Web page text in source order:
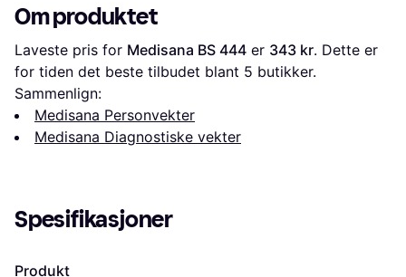
Om produktet
Laveste pris for Medisana BS 444 er 343 kr. Dette er
for tiden det beste tilbudet blant 5 butikker.
Sammenlign:
Medisana Personvekter
Medisana Diagnostiske vekter
Spesifikasjoner
Produkt